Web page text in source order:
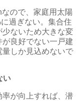
ので、家庭用太陽
過ぎない。集合住
ないため大きな変
良好でない一戸建
しか見込めないで
い
が向上すれば、潜